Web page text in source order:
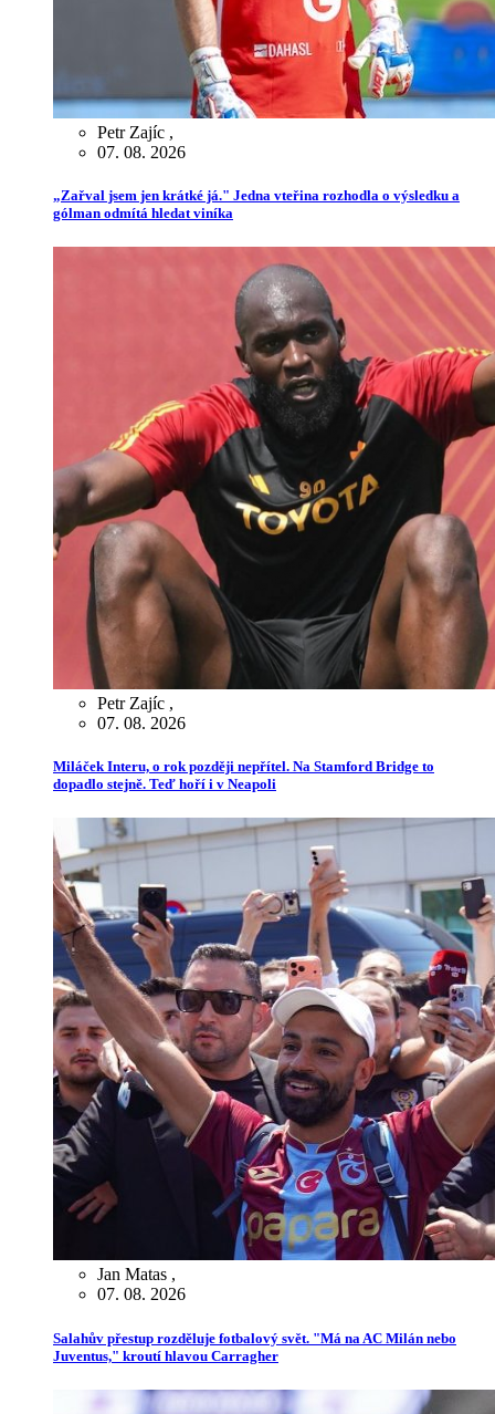
Petr Zajíc ,
07. 08. 2026
„Zařval jsem jen krátké já." Jedna vteřina rozhodla o výsledku a
gólman odmítá hledat viníka
Petr Zajíc ,
07. 08. 2026
Miláček Interu, o rok později nepřítel. Na Stamford Bridge to
dopadlo stejně. Teď hoří i v Neapoli
Jan Matas ,
07. 08. 2026
Salahův přestup rozděluje fotbalový svět. "Má na AC Milán nebo
Juventus," kroutí hlavou Carragher